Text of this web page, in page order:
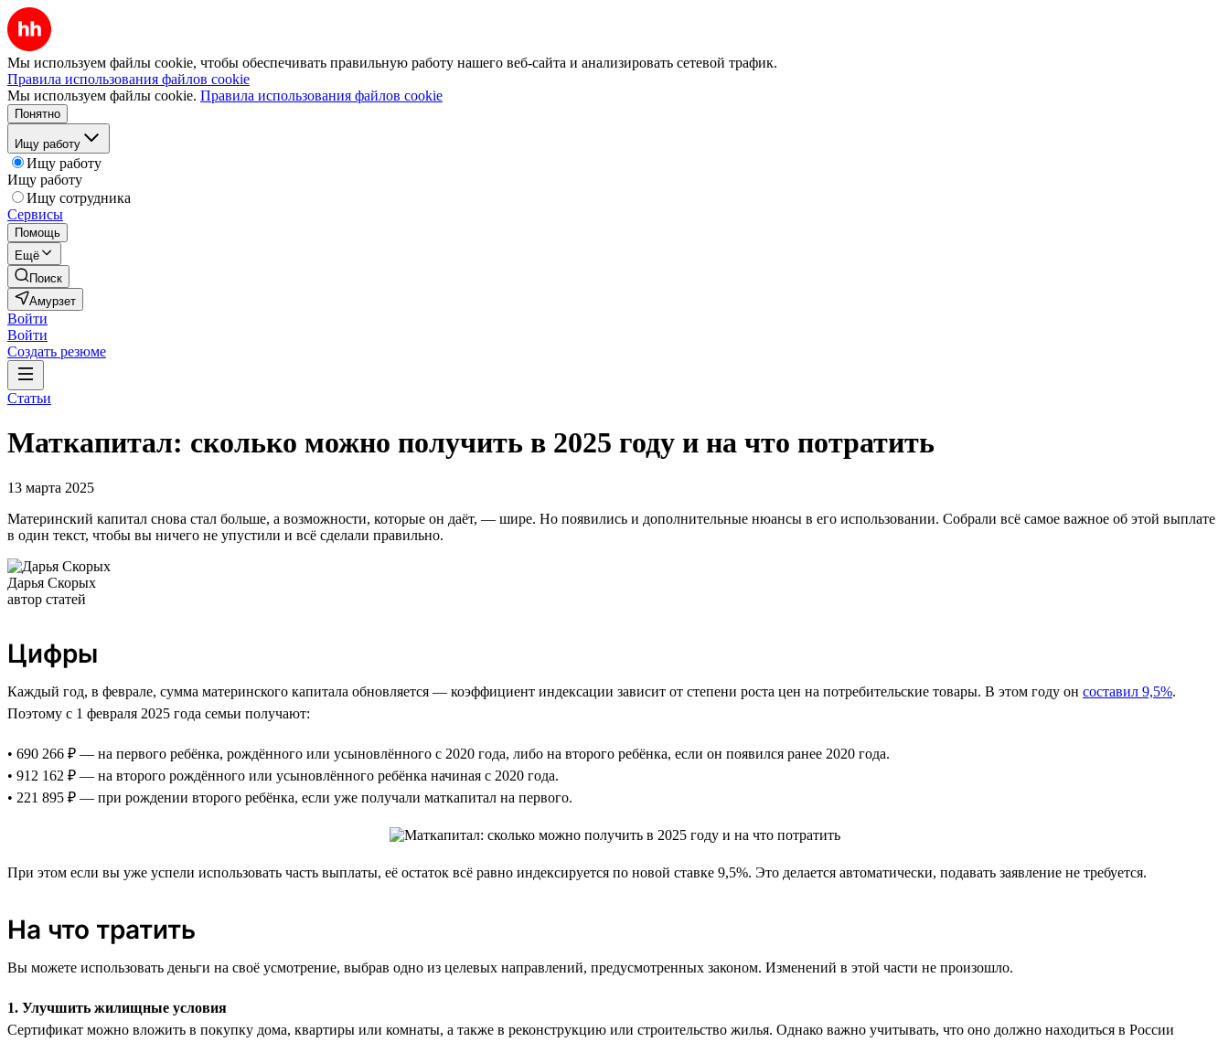
Мы используем файлы cookie, чтобы обеспечивать правильную работу нашего веб-сайта и анализировать сетевой трафик.
Правила использования файлов cookie
Мы используем файлы cookie. Правила использования файлов cookie
Понятно
Ищу работу
Ищу работу
Ищу работу
Ищу сотрудника
Сервисы
Помощь
Ещё
Поиск
Амурзет
Войти
Войти
Создать резюме
Статьи
Маткапитал: сколько можно получить в 2025 году и на что потратить
13 марта 2025
Материнский капитал снова стал больше, а возможности, которые он даёт, — шире. Но появились и дополнительные нюансы в его использовании. Собрали всё самое важное об этой выплате
в один текст, чтобы вы ничего не упустили и всё сделали правильно.
Дарья Скорых
автор статей
Цифры
Каждый год, в феврале, сумма материнского капитала обновляется — коэффициент индексации зависит от степени роста цен на потребительские товары. В этом году он составил 9,5%.
Поэтому с 1 февраля 2025 года семьи получают:
• 690 266 ₽ — на первого ребёнка, рождённого или усыновлённого с 2020 года, либо на второго ребёнка, если он появился ранее 2020 года.
• 912 162 ₽ — на второго рождённого или усыновлённого ребёнка начиная с 2020 года.
• 221 895 ₽ — при рождении второго ребёнка, если уже получали маткапитал на первого.
При этом если вы уже успели использовать часть выплаты, её остаток всё равно индексируется по новой ставке 9,5%. Это делается автоматически, подавать заявление не требуется.
На что тратить
Вы можете использовать деньги на своё усмотрение, выбрав одно из целевых направлений, предусмотренных законом. Изменений в этой части не произошло.
1. Улучшить жилищные условия
Сертификат можно вложить в покупку дома, квартиры или комнаты, а также в реконструкцию или строительство жилья. Однако важно учитывать, что оно должно находиться в России